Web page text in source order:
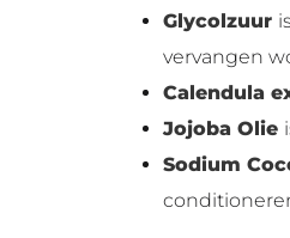
Glycolzuur
vervangen
Calendula
Jojoba Olie
Sodium